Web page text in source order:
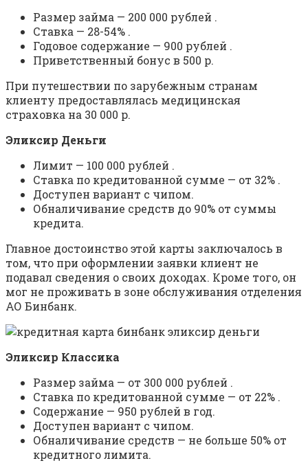
Размер займа — 200 000 рублей .
Ставка — 28-54% .
Годовое содержание — 900 рублей .
Приветственный бонус в 500 р.
При путешествии по зарубежным странам
клиенту предоставлялась медицинская
страховка на 30 000 р.
Эликсир Деньги
Лимит — 100 000 рублей .
Ставка по кредитованной сумме — от 32% .
Доступен вариант с чипом.
Обналичивание средств до 90% от суммы
кредита.
Главное достоинство этой карты заключалось в
том, что при оформлении заявки клиент не
подавал сведения о своих доходах. Кроме того, он
мог не проживать в зоне обслуживания отделения
АО Бинбанк.
Эликсир Классика
Размер займа — от 300 000 рублей .
Ставка по кредитованной сумме — от 22% .
Содержание — 950 рублей в год.
Доступен вариант с чипом.
Обналичивание средств — не больше 50% от
кредитного лимита.